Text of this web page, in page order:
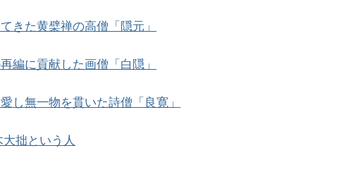
きた黄檗禅の高僧「隠元」
編に貢献した画僧「白隠」
し無一物を貫いた詩僧「良寛」
拙という人